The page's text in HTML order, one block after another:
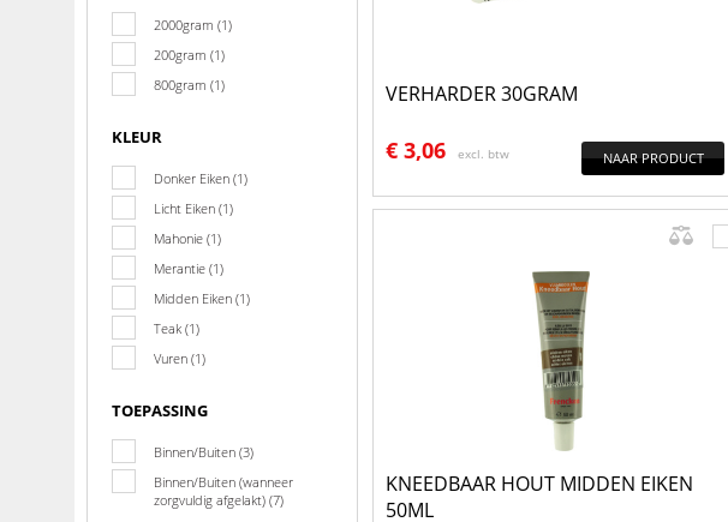
2000gram (1)
200gram (1)
800gram (1)
KLEUR
Donker Eiken (1)
Licht Eiken (1)
Mahonie (1)
Merantie (1)
Midden Eiken (1)
Teak (1)
Vuren (1)
TOEPASSING
Binnen/Buiten (3)
Binnen/Buiten (wanneer
zorgvuldig afgelakt) (7)
VERHARDER 30GRAM
€ 3,06 excl. btw NAAR PRODUCT
KNEEDBAAR HOUT MIDDEN EIKEN
50ML